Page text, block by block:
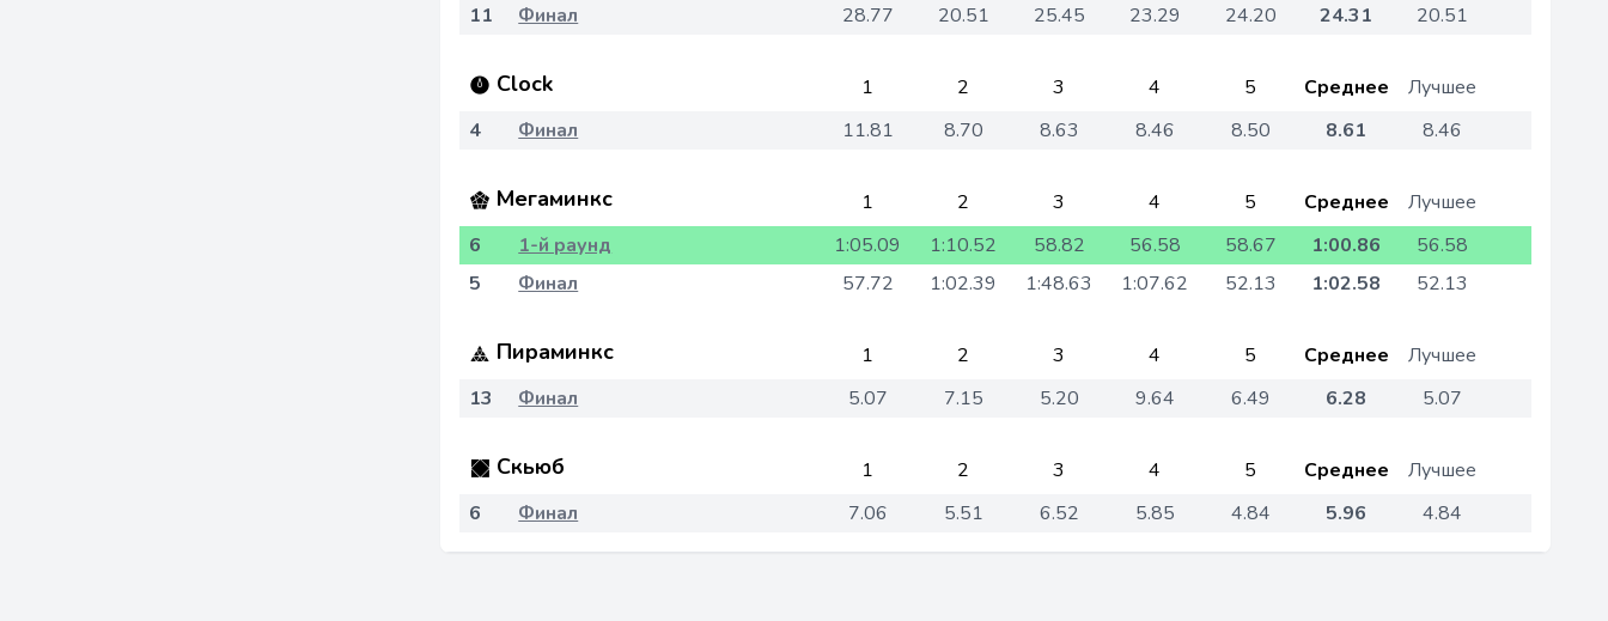
11
Финал 28.77 20.51 25.45 23.29 24.20 24.31 20.51
Clock 1 2 3 4 5 Среднее
Лучшее
4
Финал 11.81 8.70 8.63 8.46 8.50 8.61 8.46
Мегаминкс 1 2 3 4 5 Среднее
Лучшее
6
1-й раунд 1:05.09 1:10.52 58.82 56.58 58.67 1:00.86
56.58
5
Финал 57.72 1:02.39 1:48.63 1:07.62 52.13 1:02.58 52.13
Пираминкс 1 2 3 4 5 Среднее
Лучшее
13
Финал 5.07 7.15 5.20 9.64 6.49 6.28 5.07
Скьюб 1 2 3 4 5 Среднее
Лучшее
6
Финал 7.06 5.51 6.52 5.85 4.84 5.96 4.84